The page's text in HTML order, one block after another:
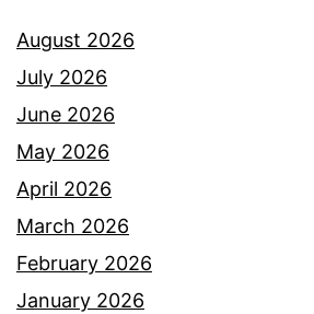
August 2026
July 2026
June 2026
May 2026
April 2026
March 2026
February 2026
January 2026